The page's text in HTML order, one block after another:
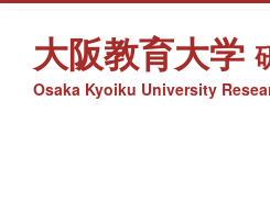
大阪教育大学
Osaka Kyoiku University